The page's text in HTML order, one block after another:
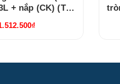
+ nắp (CK) (Từ)